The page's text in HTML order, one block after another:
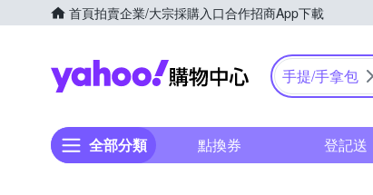
首頁拍賣企業/大宗採購入口合作招商App下載
Yahoo購物中心
手提/手拿包
全部分類 點換券 登記送